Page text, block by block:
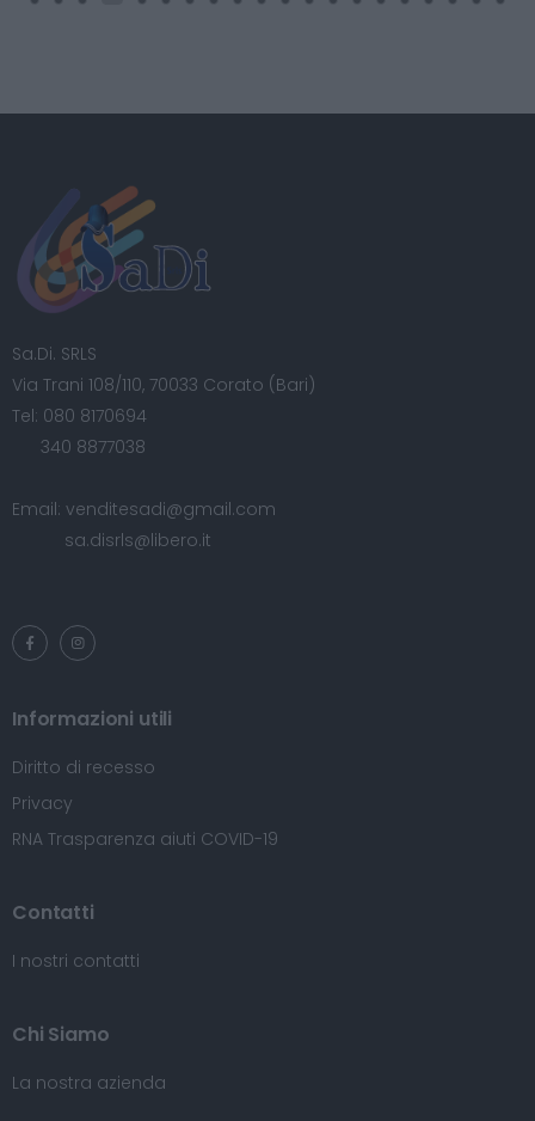
Sa.Di. SRLS
Via Trani 108/110, 70033 Corato (Bari)
Tel: 080 8170694
340 8877038
Email: venditesadi@gmail.com
sa.disrls@libero.it
Informazioni utili
Diritto di recesso
Privacy
RNA Trasparenza aiuti COVID-19
Contatti
I nostri contatti
Chi Siamo
La nostra azienda